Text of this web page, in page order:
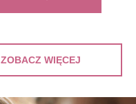
ZOBACZ WIĘCEJ